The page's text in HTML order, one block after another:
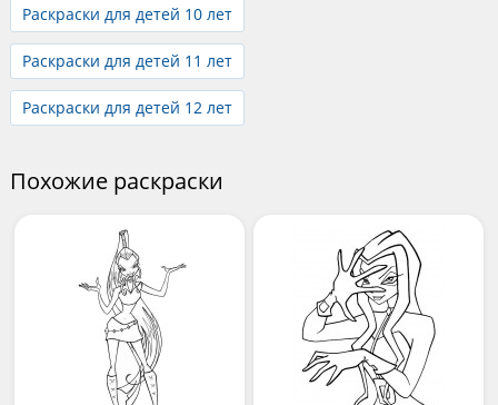
Раскраски для детей 10 лет
Раскраски для детей 11 лет
Раскраски для детей 12 лет
Похожие раскраски